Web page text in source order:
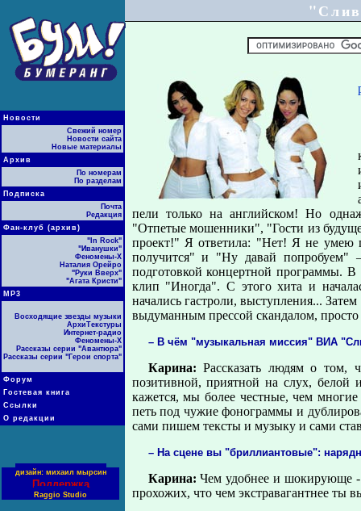
Новости
Свежий номер
Новости сайта
Новые материалы
Архив
По номерам
По разделам
Подписка
Почта
Редакция
Фан-клуб (архив)
"In Rock"
"Иванушки"
Феномены-Х
Наталия Орейро
"Руки Вверх"
"Агата Кристи"
МР3
Восходящие звезды музыки
АрхиТекстуры
Интернет-радио
Феномены-Х
Рассказы серии "Авантюра"
Рассказы серии "Герои спорта"
Форум
Гостевая книга
Ссылки
О редакции
дизайн: михаил мырсин
Поддержка
Raggio Studio
пели только на английском! Но
"Отпетые мошенники", "Гости из
проект!" Я ответила: "Нет! Я не умею
получится" и "Ну давай попробуем"
подготовкой концертной программы.
клип "Иногда". С этого хита и
начались гастроли, выступления...
выдуманным прессой скандалом,
– В чём "музыкальная миссия" ВИА
Карина: Рассказать людям о том,
позитивной, приятной на слух,
кажется, мы более честные, чем
петь под чужие фонограммы и
сами пишем тексты и музыку и сами
– На сцене вы "бриллиантовые":
Карина: Чем удобнее и шокирующе
прохожих, что чем экстравагантнее ты